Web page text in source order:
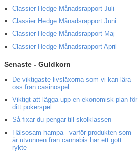
Classier Hedge Månadsrapport Juli
Classier Hedge Månadsrapport Juni
Classier Hedge Månadsrapport Maj
Classier Hedge Månadsrapport April
Senaste - Guldkorn
De viktigaste livsläxorna som vi kan lära
oss från casinospel
Viktigt att lägga upp en ekonomisk plan för
ditt pokerspel
Så fixar du pengar till skolklassen
Hälsosam hampa - varför produkten som
är utvunnen från cannabis har ett gott
rykte